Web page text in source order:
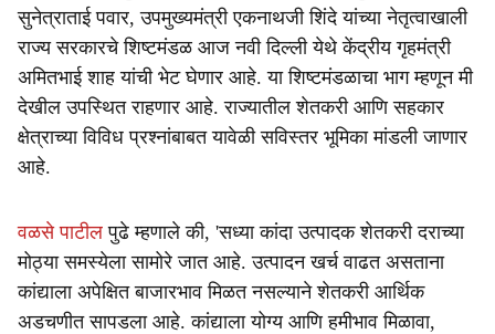
सुनेत्राताई पवार, उपमुख्यमंत्री एकनाथजी शिंदे यांच्या नेतृत्वाखाली
राज्य सरकारचे शिष्टमंडळ आज नवी दिल्ली येथे केंद्रीय गृहमंत्री
अमितभाई शाह यांची भेट घेणार आहे. या शिष्टमंडळाचा भाग म्हणून मी
देखील उपस्थित राहणार आहे. राज्यातील शेतकरी आणि सहकार
क्षेत्राच्या विविध प्रश्नांबाबत यावेळी सविस्तर भूमिका मांडली जाणार
आहे.
वळसे पाटील पुढे म्हणाले की, 'सध्या कांदा उत्पादक शेतकरी दराच्या
मोठ्या समस्येला सामोरे जात आहे. उत्पादन खर्च वाढत असताना
कांद्याला अपेक्षित बाजारभाव मिळत नसल्याने शेतकरी आर्थिक
अडचणीत सापडला आहे. कांद्याला योग्य आणि हमीभाव मिळावा,